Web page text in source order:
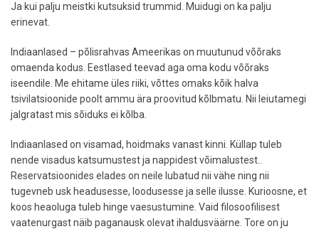
Ja kui palju meistki kutsuksid trummid. Muidugi on ka palju
erinevat.
Indiaanlased – põlisrahvas Ameerikas on muutunud võõraks
omaenda kodus. Eestlased teevad aga oma kodu võõraks
iseendile. Me ehitame üles riiki, võttes omaks kõik halva
tsivilatsioonide poolt ammu ära proovitud kõlbmatu. Nii leiutamegi
jalgratast mis sõiduks ei kõlba.
Indiaanlased on visamad, hoidmaks vanast kinni. Küllap tuleb
nende visadus katsumustest ja nappidest võimalustest..
Reservatsioonides elades on neile lubatud nii vähe ning nii
tugevneb usk headusesse, loodusesse ja selle ilusse. Kurioosne, et
koos heaoluga tuleb hinge vaesustumine. Vaid filosoofilisest
vaatenurgast näib paganausk olevat ihaldusväärne. Tore on ju